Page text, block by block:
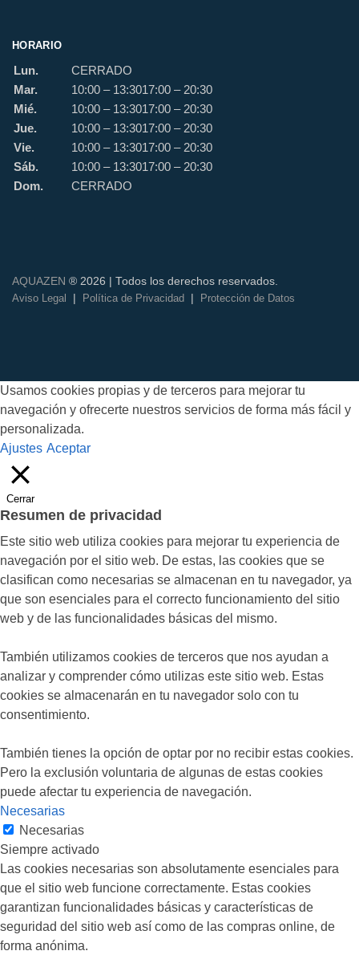
HORARIO
Lun.
CERRADO
Mar.
10:00 – 13:3017:00 – 20:30
Mié.
10:00 – 13:3017:00 – 20:30
Jue.
10:00 – 13:3017:00 – 20:30
Vie.
10:00 – 13:3017:00 – 20:30
Sáb.
10:00 – 13:3017:00 – 20:30
Dom.
CERRADO
AQUAZEN ® 2026 | Todos los derechos reservados.
Aviso Legal
| Política de Privacidad | Protección de Datos
Usamos cookies propias y de terceros para mejorar tu
navegación y ofrecerte nuestros servicios de forma más fácil y
personalizada.
Ajustes Aceptar
Cerrar
Resumen de privacidad
Este sitio web utiliza cookies para mejorar tu experiencia de
navegación por el sitio web. De estas, las cookies que se
clasifican como necesarias se almacenan en tu navegador, ya
que son esenciales para el correcto funcionamiento del sitio
web y de las funcionalidades básicas del mismo.
También utilizamos cookies de terceros que nos ayudan a
analizar y comprender cómo utilizas este sitio web. Estas
cookies se almacenarán en tu navegador solo con tu
consentimiento.
También tienes la opción de optar por no recibir estas cookies.
Pero la exclusión voluntaria de algunas de estas cookies
puede afectar tu experiencia de navegación.
Necesarias
Necesarias
Siempre activado
Las cookies necesarias son absolutamente esenciales para
que el sitio web funcione correctamente. Estas cookies
garantizan funcionalidades básicas y características de
seguridad del sitio web así como de las compras online, de
forma anónima.